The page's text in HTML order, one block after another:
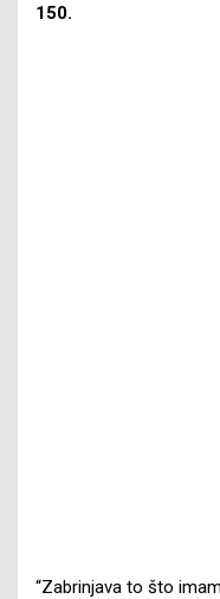
150.
“Zabrinjava to što